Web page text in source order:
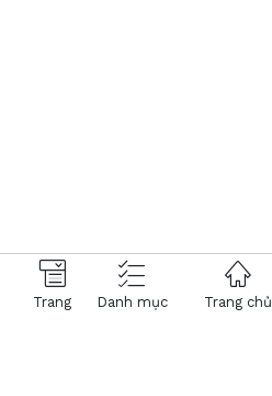
Trang Danh mục Trang chủ